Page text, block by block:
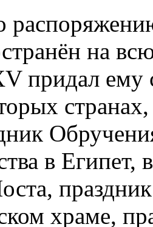
на
придал ему
в Египет,
храме,